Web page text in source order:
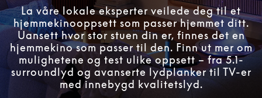
La våre lokale eksperter veilede deg til et
hjemmekinooppsett som passer hjemmet ditt.
Uansett hvor stor stuen din er, finnes det en
hjemmekino som passer til den. Finn ut mer om
mulighetene og test ulike oppsett – fra 5.1-
surroundlyd og avanserte lydplanker til TV-er
med innebygd kvalitetslyd.